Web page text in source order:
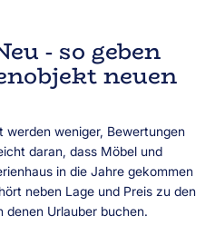
- so geben
neuen
werden weniger, Bewertungen
daran, dass Möbel und
in die Jahre gekommen
neben Lage und Preis zu den
Urlauber buchen.